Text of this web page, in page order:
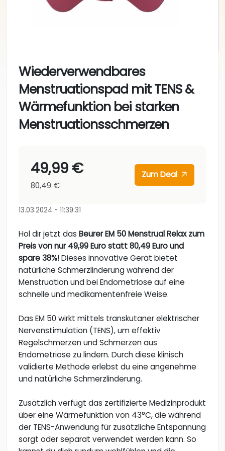
Wiederverwendbares
Menstruationspad mit TENS &
Wärmefunktion bei starken
Menstruationsschmerzen
49,99 €
80,49 €
Zum Deal
13.03.2024 - 11:39:31
Hol dir jetzt das Beurer EM 50 Menstrual Relax zum
Preis von nur 49,99 Euro statt 80,49 Euro und
spare 38%!Dieses innovative Gerät bietet
natürliche Schmerzlinderung während der
Menstruation und bei Endometriose auf eine
schnelle und medikamentenfreie Weise.
Das EM 50 wirkt mittels transkutaner elektrischer
Nervenstimulation (TENS), um effektiv
Regelschmerzen und Schmerzen aus
Endometriose zu lindern. Durch diese klinisch
validierte Methode erlebst du eine angenehme
und natürliche Schmerzlinderung.
Zusätzlich verfügt das zertifizierte Medizinprodukt
über eine Wärmefunktion von 43°C, die während
der TENS-Anwendung für zusätzliche Entspannung
sorgt oder separat verwendet werden kann. So